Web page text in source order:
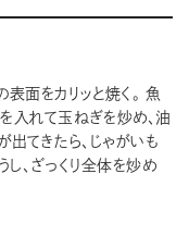
面をカリッと焼く。 魚
入れて玉ねぎを炒め、油
出てきたら、じゃがいも
し、ざっくり全体を炒め